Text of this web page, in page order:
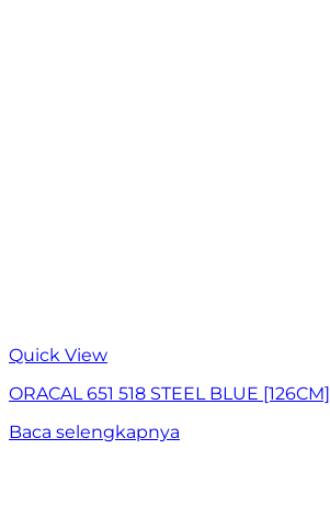
Quick View
ORACAL 651 518 STEEL BLUE [126CM]
Baca selengkapnya